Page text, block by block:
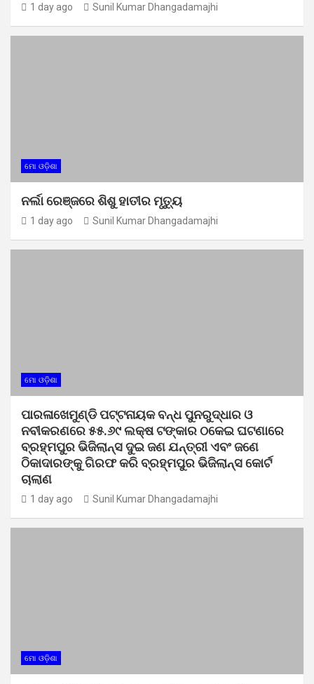
1 day ago Sunil Kumar Dhangadamajhi
ମୋ ଓଡ଼ିଶା
ନର୍ଲା ରେଞ୍ଜରେ ଶିଶୁ ହାତୀର ମୃତ୍ୟୁ
1 day ago Sunil Kumar Dhangadamajhi
ମୋ ଓଡ଼ିଶା
ପାରଳାଖେମୁଣ୍ଡି ପଟ୍ଟନାୟକ ବନ୍ଧ ପୁନରୁଦ୍ଧାର ଓ
ନବୀକରଣରେ ୫୫.୬୯ ଲକ୍ଷ ଟଙ୍କାର ଠକେଇ ଘଟଣାରେ
ବ୍ରହ୍ମପୁର ଭିଜିଲାନ୍ସ ଦୁଇ ଜଣ ଯନ୍ତ୍ରୀ ଏବଂ ଜଣେ
ଠିକାଦାରଙ୍କୁ ଗିରଫ କରି ବ୍ରହ୍ମପୁର ଭିଜିଲାନ୍ସ କୋର୍ଟ
ଚାଲାଣ
1 day ago Sunil Kumar Dhangadamajhi
ମୋ ଓଡ଼ିଶା